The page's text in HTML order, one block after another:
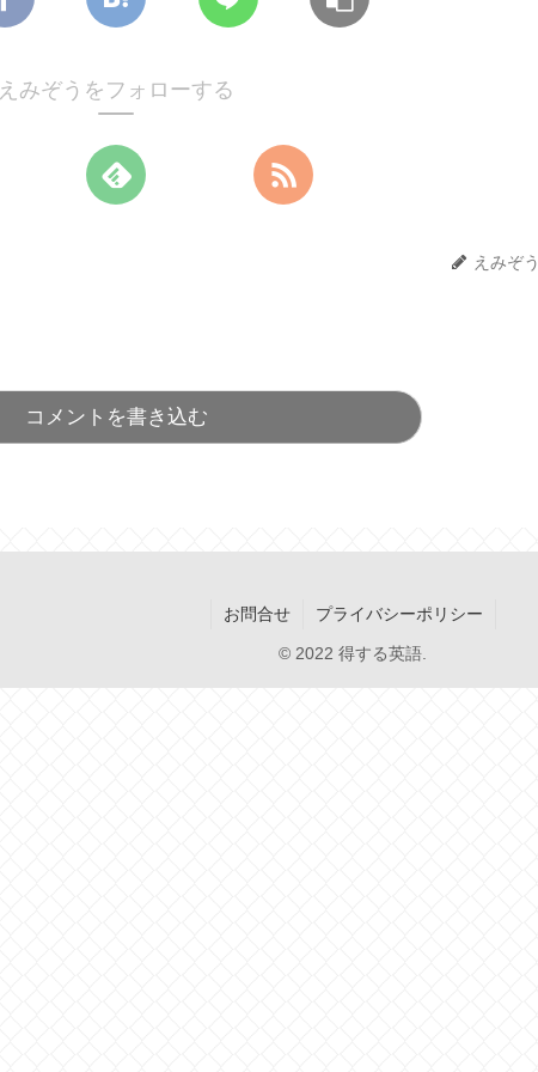
えみぞうをフォローする
えみぞう
コメントを書き込む
お問合せ プライバシーポリシー
© 2022 得する英語.